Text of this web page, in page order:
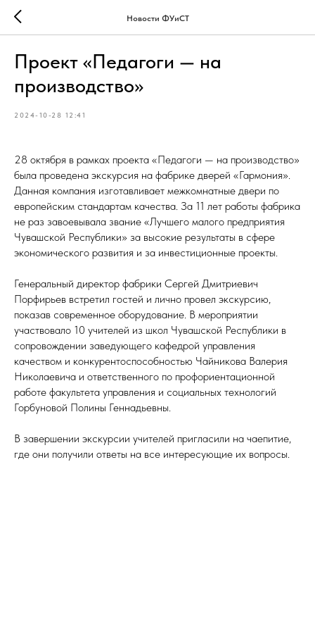
Новости ФУиСТ
Проект «Педагоги — на
производство»
2024-10-28 12:41
28 октября в рамках проекта «Педагоги — на производство»
была проведена экскурсия на фабрике дверей «Гармония».
Данная компания изготавливает межкомнатные двери по
европейским стандартам качества. За 11 лет работы фабрика
не раз завоевывала звание «Лучшего малого предприятия
Чувашской Республики» за высокие результаты в сфере
экономического развития и за инвестиционные проекты.
Генеральный директор фабрики Сергей Дмитриевич
Порфирьев встретил гостей и лично провел экскурсию,
показав современное оборудование. В мероприятии
участвовало 10 учителей из школ Чувашской Республики в
сопровождении заведующего кафедрой управления
качеством и конкурентоспособностью Чайникова Валерия
Николаевича и ответственного по профориентационной
работе факультета управления и социальных технологий
Горбуновой Полины Геннадьевны.
В завершении экскурсии учителей пригласили на чаепитие,
где они получили ответы на все интересующие их вопросы.